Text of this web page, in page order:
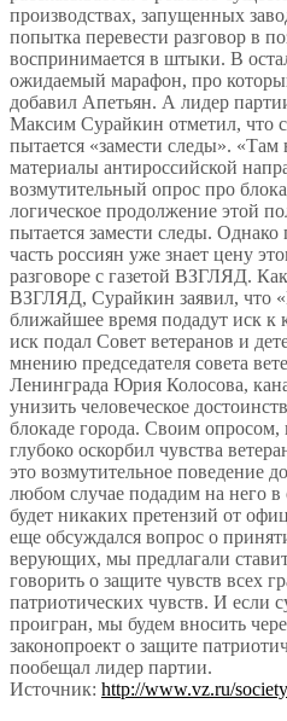
производствах, запущенных
попытка перевести разговор в
воспринимается в штыки. В
ожидаемый марафон, про
добавил Апетьян. А лидер
Максим Сурайкин отметил, что
пытается «замести следы». «Там
материалы антироссийской
возмутительный опрос про
логическое продолжение этой
пытается замести следы. Однако
часть россиян уже знает цену
разговоре с газетой ВЗГЛЯД.
ВЗГЛЯД, Сурайкин заявил, что
ближайшее время подадут иск к
иск подал Совет ветеранов и
мнению председателя совета
Ленинграда Юрия Колосова,
унизить человеческое
блокаде города. Своим
глубоко оскорбил чувства
это возмутительное поведение
любом случае подадим на него в
будет никаких претензий от
еще обсуждался вопрос о
верующих, мы предлагали
говорить о защите чувств всех
патриотических чувств. И если
проигран, мы будем вносить
законопроект о защите
пообещал лидер партии.
Источник: http://www.vz.ru/